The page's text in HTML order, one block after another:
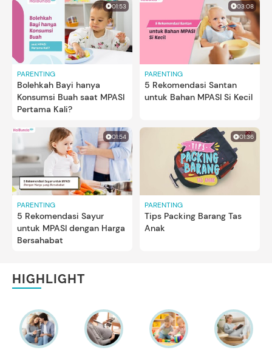
01:53
PARENTING
Bolehkah Bayi hanya
Konsumsi Buah saat MPASI
Pertama Kali?
03:08
PARENTING
5 Rekomendasi Santan
untuk Bahan MPASI Si Kecil
01:54
PARENTING
5 Rekomendasi Sayur
untuk MPASI dengan Harga
Bersahabat
01:36
PARENTING
Tips Packing Barang Tas
Anak
HIGHLIGHT